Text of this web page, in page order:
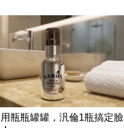
瓶瓶罐罐，汎倫1瓶搞定臉